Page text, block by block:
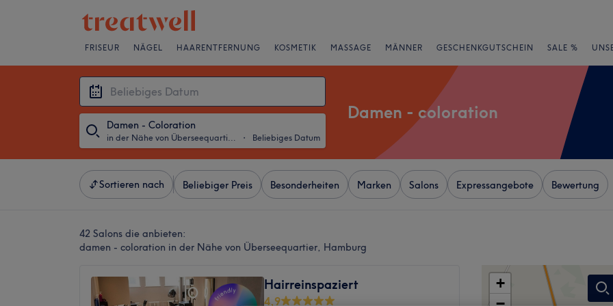
FRISEUR NÄGEL HAARENTFERNUNG KOSMETIK MASSAGE MÄNNER GESCHENKGUTSCHEIN SALE %
Damen - Coloration
in der Nähe von Überseequartier, Hamburg ・ Beliebiges Datum
Damen - coloration
Sortieren nach Beliebiger Preis Besonderheiten Marken Salons Expressangebote Bewertung
42 Salons die anbieten:
damen - coloration in der Nähe von Überseequartier, Hamburg
Hairreinspaziert
4,9
+